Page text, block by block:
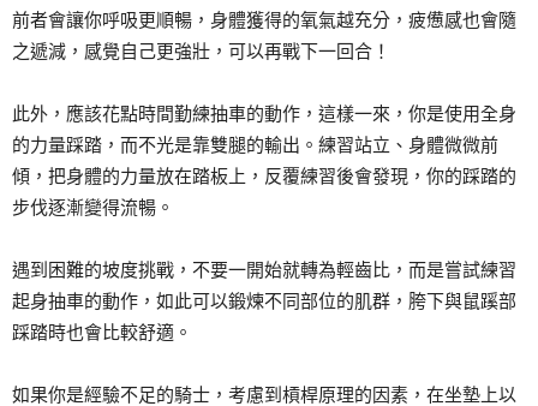
前者會讓你呼吸更順暢，身體獲得的氧氣越充分，疲憊感也會隨
之遞減，感覺自己更強壯，可以再戰下一回合！
此外，應該花點時間勤練抽車的動作，這樣一來，你是使用全身
的力量踩踏，而不光是靠雙腿的輸出。練習站立、身體微微前
傾，把身體的力量放在踏板上，反覆練習後會發現，你的踩踏的
步伐逐漸變得流暢。
遇到困難的坡度挑戰，不要一開始就轉為輕齒比，而是嘗試練習
起身抽車的動作，如此可以鍛煉不同部位的肌群，胯下與鼠蹊部
踩踏時也會比較舒適。
如果你是經驗不足的騎士，考慮到槓桿原理的因素，在坐墊上以